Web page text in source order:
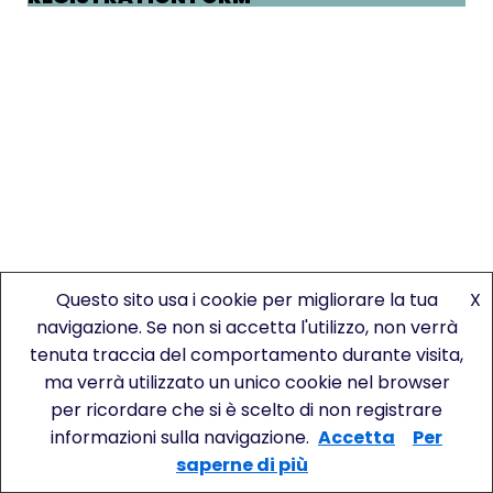
© Copyright 2019 Bitlean srl - Piazza San
Sepolcro, 1 -20123 Milano - P.IVA 11025330967 -
Privacy -Cookie
Questo sito usa i cookie per migliorare la tua
navigazione. Se non si accetta l'utilizzo, non verrà
tenuta traccia del comportamento durante visita,
ma verrà utilizzato un unico cookie nel browser
per ricordare che si è scelto di non registrare
informazioni sulla navigazione.
X
Accetta
Per
saperne di più